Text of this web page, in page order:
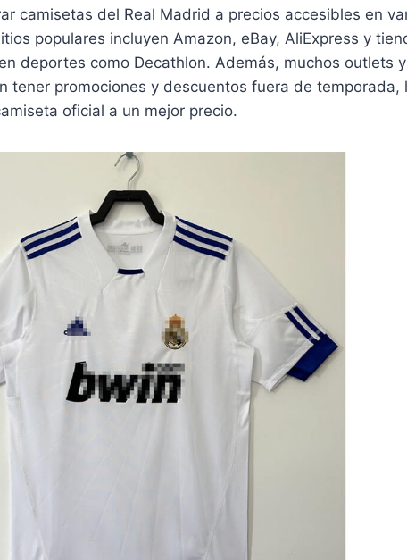
camisetas del Real Madrid a precios accesibles en
populares incluyen Amazon, eBay, AliExpress y
deportes como Decathlon. Además, muchos outlets
tener promociones y descuentos fuera de temporada,
oficial a un mejor precio.